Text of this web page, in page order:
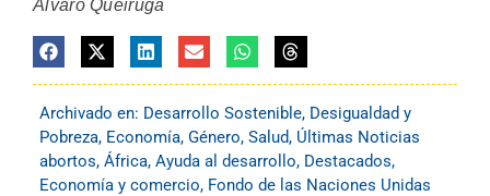
Álvaro Queiruga
Archivado en: Desarrollo Sostenible, Desigualdad y
Pobreza, Economía, Género, Salud, Últimas Noticias
abortos, África, Ayuda al desarrollo, Destacados,
Economía y comercio, Fondo de las Naciones Unidas